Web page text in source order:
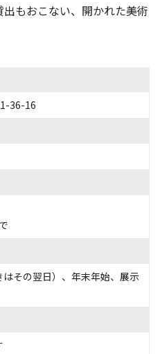
もおこない、開かれた美術
36-16
その翌日）、年末年始、展示